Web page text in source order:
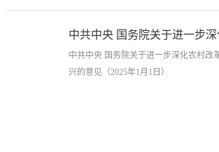
中共中央 国务院关于进一步
推进乡村全面振兴的意见
中共中央 国务院关于进一步深化农村改
兴的意见（2025年1月1日）